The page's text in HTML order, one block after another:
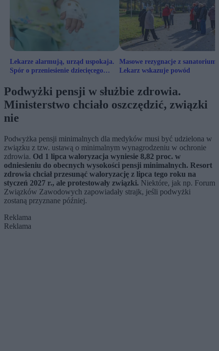
Lekarze alarmują, urząd uspokaja.
Spór o przeniesienie dziecięcego
Masowe rezygnacje z sanatorium.
Lekarz wskazuje powód
Podwyżki pensji w służbie zdrowia.
Ministerstwo chciało oszczędzić, związki
nie
Podwyżka pensji minimalnych dla medyków musi być udzielona w
związku z tzw. ustawą o minimalnym wynagrodzeniu w ochronie
zdrowia. Od 1 lipca waloryzacja wyniesie 8,82 proc. w
odniesieniu do obecnych wysokości pensji minimalnych. Resort
zdrowia chciał przesunąć waloryzację z lipca tego roku na
styczeń 2027 r., ale protestowały związki. Niektóre, jak np. Forum
Związków Zawodowych zapowiadały strajk, jeśli podwyżki
zostaną przyznane później.
Reklama
Reklama